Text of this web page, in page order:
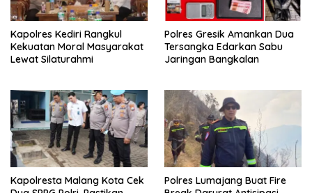
Kapolres Kediri Rangkul
Kekuatan Moral Masyarakat
Lewat Silaturahmi
Polres Gresik Amankan Dua
Tersangka Edarkan Sabu
Jaringan Bangkalan
Kapolresta Malang Kota Cek
Polres Lumajang Buat Fire